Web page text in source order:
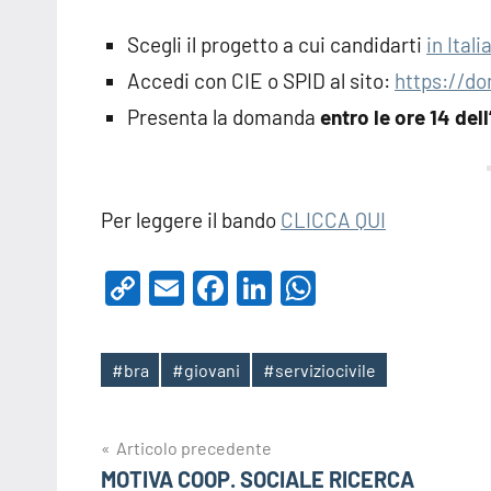
Scegli il progetto a cui candidarti in Italia
Accedi con CIE o SPID al sito: https://
Presenta la domanda entro le ore 14
Per leggere il bando CLICCA QUI
CopyEmailFacebook
LinkedIn
Tag
#bra #giovani #serviziocivile
Navigazione
Articolo precedente
MOTIVA COOP. SOCIALE RICERCA